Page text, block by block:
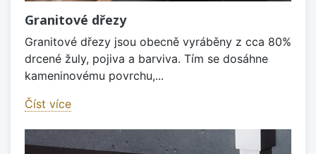
Granitové dřezy
Granitové dřezy jsou obecně vyráběny z cca 80%
drcené žuly, pojiva a barviva. Tím se dosáhne
kameninovému povrchu,...
Číst více